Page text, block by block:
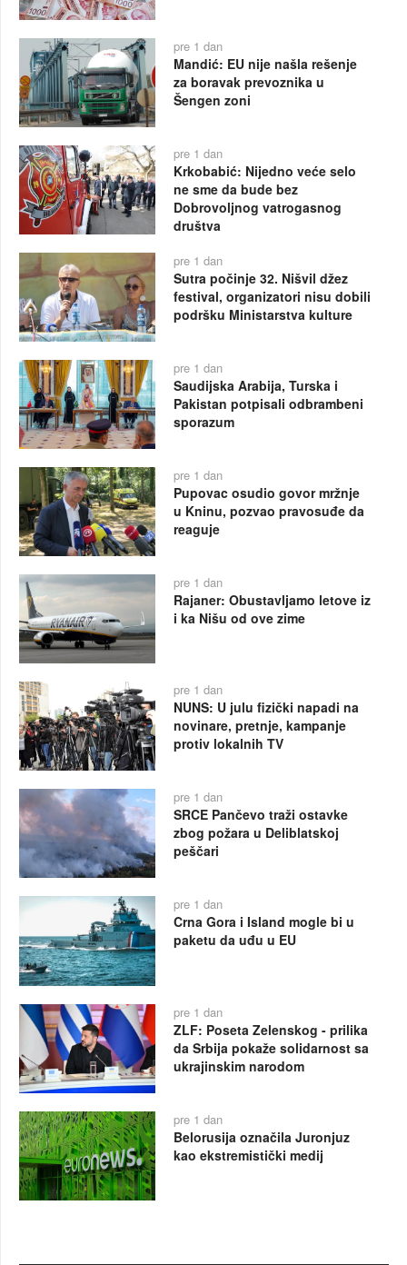
pre 1 dan
Mandić: EU nije našla rešenje
za boravak prevoznika u
Šengen zoni
pre 1 dan
Krkobabić: Nijedno veće selo
ne sme da bude bez
Dobrovoljnog vatrogasnog
društva
pre 1 dan
Sutra počinje 32. Nišvil džez
festival, organizatori nisu dobili
podršku Ministarstva kulture
pre 1 dan
Saudijska Arabija, Turska i
Pakistan potpisali odbrambeni
sporazum
pre 1 dan
Pupovac osudio govor mržnje
u Kninu, pozvao pravosuđe da
reaguje
pre 1 dan
Rajaner: Obustavljamo letove iz
i ka Nišu od ove zime
pre 1 dan
NUNS: U julu fizički napadi na
novinare, pretnje, kampanje
protiv lokalnih TV
pre 1 dan
SRCE Pančevo traži ostavke
zbog požara u Deliblatskoj
peščari
pre 1 dan
Crna Gora i Island mogle bi u
paketu da uđu u EU
pre 1 dan
ZLF: Poseta Zelenskog - prilika
da Srbija pokaže solidarnost sa
ukrajinskim narodom
pre 1 dan
Belorusija označila Juronjuz
kao ekstremistički medij